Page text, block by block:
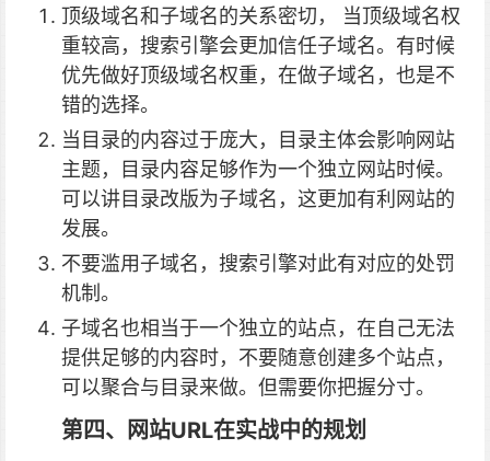
顶级域名和子域名的关系密切， 当顶级域名权
重较高，搜索引擎会更加信任子域名。有时候
优先做好顶级域名权重，在做子域名，也是不
错的选择。
当目录的内容过于庞大，目录主体会影响网站
主题，目录内容足够作为一个独立网站时候。
可以讲目录改版为子域名，这更加有利网站的
发展。
不要滥用子域名，搜索引擎对此有对应的处罚
机制。
子域名也相当于一个独立的站点，在自己无法
提供足够的内容时，不要随意创建多个站点，
可以聚合与目录来做。但需要你把握分寸。
第四、网站URL在实战中的规划